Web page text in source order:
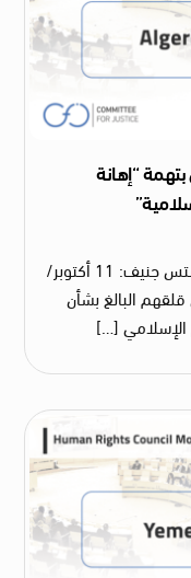
“إهانة
خبر صحفي ترجمة وتحرير: كوميتي فور جستس جنيف: 11 أكتوبر/
عن قلقهم البالغ بشأن
الإسلامي […]